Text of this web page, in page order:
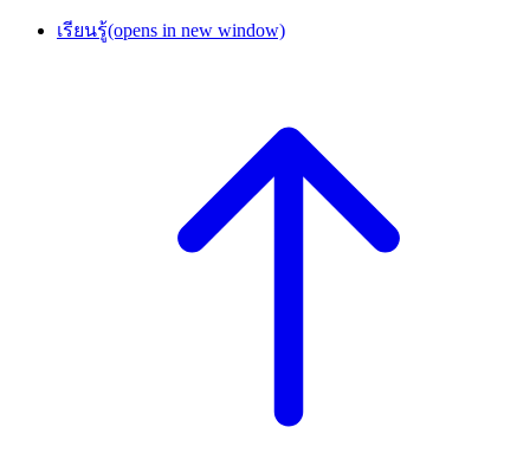
เรียนรู้(opens in new window)